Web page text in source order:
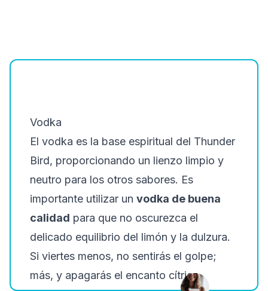
Vodka
El vodka es la base espiritual del Thunder
Bird, proporcionando un lienzo limpio y
neutro para los otros sabores. Es
importante utilizar un vodka de buena
calidad para que no oscurezca el
delicado equilibrio del limón y la dulzura.
Si viertes menos, no sentirás el golpe;
más, y apagarás el encanto cítrico.